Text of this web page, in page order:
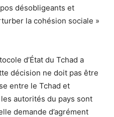
désobligeants et
la cohésion sociale »
d’État du Tchad a
décision ne doit pas être
entre le Tchad et
les autorités du pays sont
demande d’agrément